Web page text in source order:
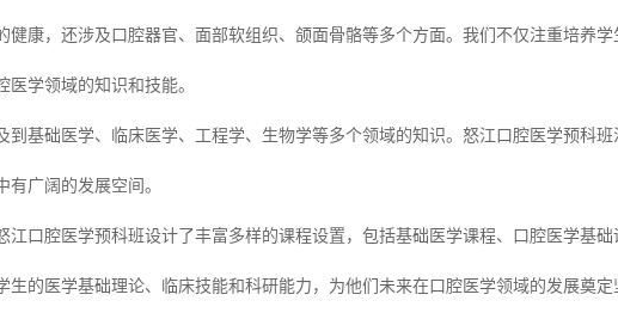
健康，还涉及口腔器官、面部软组织、颌面骨骼等多个方面。我们不仅注重培养
学领域的知识和技能。
到基础医学、临床医学、工程学、生物学等多个领域的知识。怒江口腔医学预科班
广阔的发展空间。
口腔医学预科班设计了丰富多样的课程设置，包括基础医学课程、口腔医学基础
的医学基础理论、临床技能和科研能力，为他们未来在口腔医学领域的发展奠定